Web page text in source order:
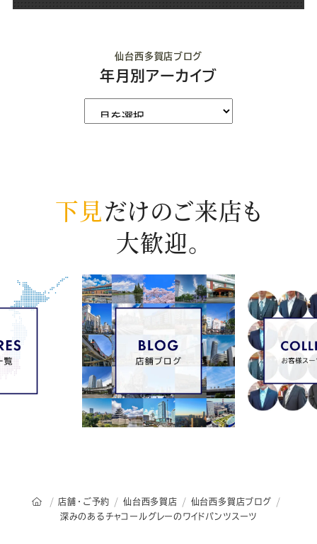
仙台西多賀店ブログ
年月別アーカイブ
下見だけのご来店も
大歓迎。
オーダースーツSADAのトップページ
店舗・ご予約 仙台西多賀店
仙台西多賀店ブログ
深みのあるチャコールグレーのワイドパンツスーツ